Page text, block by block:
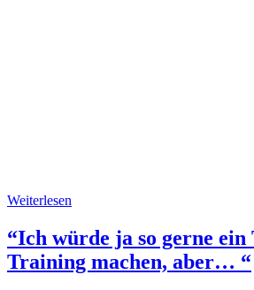
Weiterlesen
“Ich würde ja so gerne ein
Training machen, aber… “